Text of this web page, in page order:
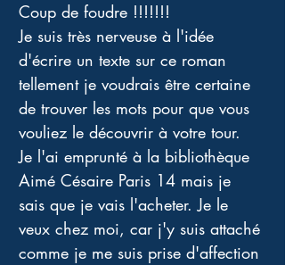
Coup de foudre !!!!!!!
Je suis très nerveuse à l'idée
d'écrire un texte sur ce roman
tellement je voudrais être certaine
de trouver les mots pour que vous
vouliez le découvrir à votre tour.
Je l'ai emprunté à la bibliothèque
Aimé Césaire Paris 14 mais je
sais que je vais l'acheter. Je le
veux chez moi, car j'y suis attaché
comme je me suis prise d'affection